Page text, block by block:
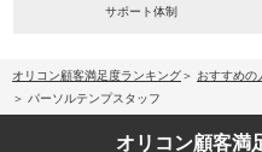
サポート体制
オリコン顧客満足度ランキング
おすすめの
パーソルテンプスタッフ
オリコン顧客満